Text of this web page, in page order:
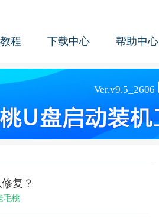
程 下载中心 帮助中心
复？
毛桃